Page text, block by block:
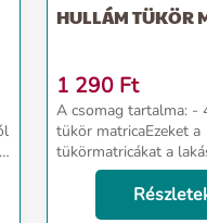
HULLÁM TÜKÖR
1 290 Ft
A csomag tartalma: - 4 db Hullám
tükör matricaEzeket a
tükörmatricákat a
bármilyen alakzatban
elhelyezheted. Vízálló,
fürdőszobában,